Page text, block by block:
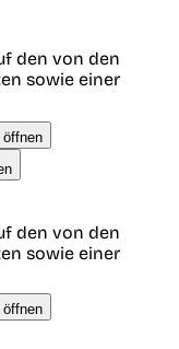
öffnen
den von den
sowie einer
öffnen
den von den
sowie einer